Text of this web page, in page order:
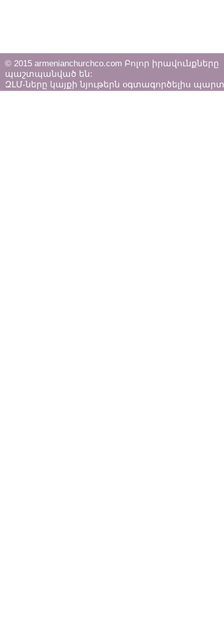
© 2015 armenianchurchco.com Բոլոր իրավունքները
պաշտպանված են:
ԶԼՄ-ները կայքի նյութերն օգտագործելիս